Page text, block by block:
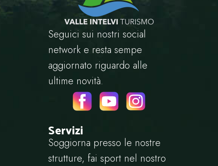
Seguici sui nostri social
network e resta sempe
aggiornato riguardo alle
ultime novità.
Servizi
Soggiorna presso le nostre
strutture, fai sport nel nostro